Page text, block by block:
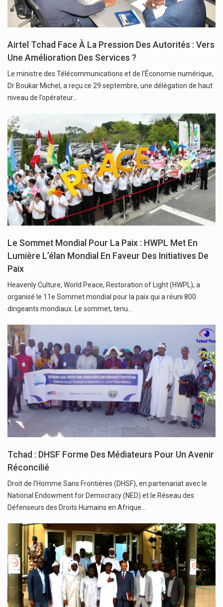
Airtel Tchad Face À La Pression Des Autorités : Vers
Une Amélioration Des Services ?
Le ministre des Télécommunications et de l’Économie numérique,
Dr Boukar Michel, a reçu ce 29 septembre, une délégation de haut
niveau de l’opérateur…
Le Sommet Mondial Pour La Paix : HWPL Met En
Lumière L’élan Mondial En Faveur Des Initiatives De
Paix
Heavenly Culture, World Peace, Restoration of Light (HWPL), a
organisé le 11e Sommet mondial pour la paix qui a réuni 800
dirigeants mondiaux. Le sommet, tenu…
Tchad : DHSF Forme Des Médiateurs Pour Un Avenir
Réconcilié
Droit de l’Homme Sans Frontières (DHSF), en partenariat avec le
National Endowment for Democracy (NED) et le Réseau des
Défenseurs des Droits Humains en Afrique…